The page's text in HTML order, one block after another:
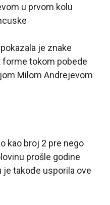
u prvom kolu
je znake
tokom pobede
Milom Andrejevom
kao broj 2 pre nego
prošle godine
je takođe usporila ove